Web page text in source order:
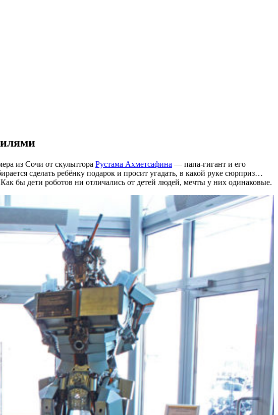
из Сочи от скульптора Рустама Ахметсафина — папа-гигант и его
сделать ребёнку подарок и просит угадать, в какой руке сюрприз…
бы дети роботов ни отличались от детей людей, мечты у них одинаковые.